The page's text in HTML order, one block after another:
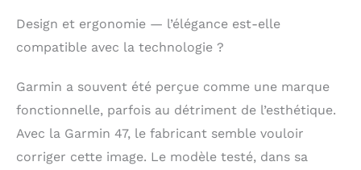
des métriques
surveillées) Restez
intelligentes lorsqu'il
est couplé à votre
smartphone pour les
messages texte, les
Design et ergonomie — l’élégance est-elle
compatible avec la technologie ?
Garmin a souvent été perçue comme une marque
fonctionnelle, parfois au détriment de l’esthétique.
Avec la Garmin 47, le fabricant semble vouloir
corriger cette image. Le modèle testé, dans sa